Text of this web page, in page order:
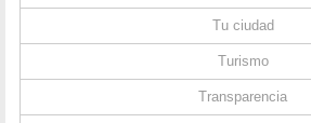
Tu ciudad
Turismo
Transparencia